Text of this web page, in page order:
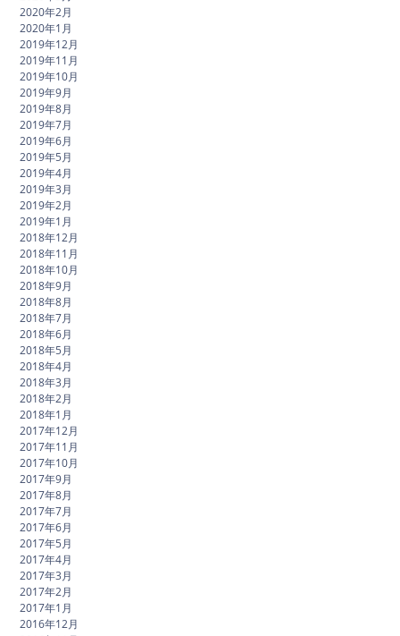
2020年2月
2020年1月
2019年12月
2019年11月
2019年10月
2019年9月
2019年8月
2019年7月
2019年6月
2019年5月
2019年4月
2019年3月
2019年2月
2019年1月
2018年12月
2018年11月
2018年10月
2018年9月
2018年8月
2018年7月
2018年6月
2018年5月
2018年4月
2018年3月
2018年2月
2018年1月
2017年12月
2017年11月
2017年10月
2017年9月
2017年8月
2017年7月
2017年6月
2017年5月
2017年4月
2017年3月
2017年2月
2017年1月
2016年12月